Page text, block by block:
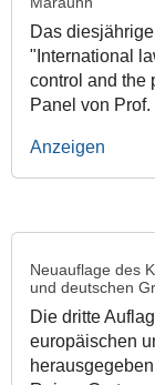
Das
"International
control and the
Panel von
Anzeigen
Neuauflage des
und deutschen
Die dritte
europäischen